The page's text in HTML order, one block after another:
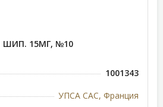
15МГ, №10
1001343
УПСА САС, Франция